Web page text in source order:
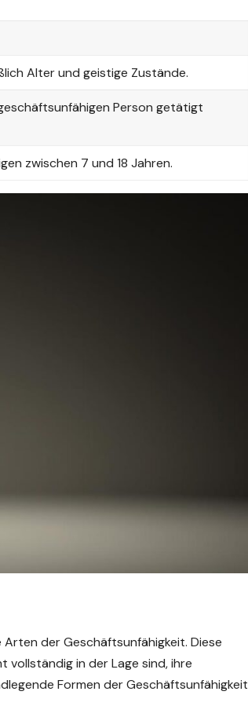
Alter und geistige Zustände.
Person getätigt
zwischen 7 und 18 Jahren.
Arten der Geschäftsunfähigkeit. Diese
vollständig in der Lage sind, ihre
Formen der Geschäftsunfähigkeit